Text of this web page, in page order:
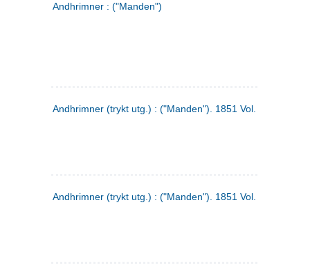
Andhrimner : ("Manden")
Andhrimner (trykt utg.) : ("Manden"). 1851 Vol. 2 Nr. 1
Andhrimner (trykt utg.) : ("Manden"). 1851 Vol. 1 Nr. 10